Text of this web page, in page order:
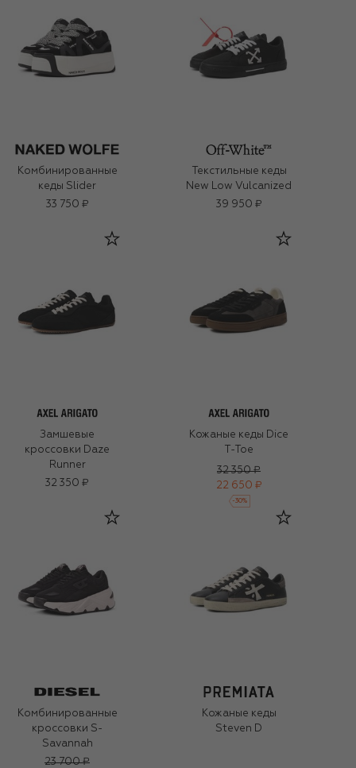
Комбинированные
кеды Slider
33 750 ₽
Текстильные кеды
New Low Vulcanized
39 950 ₽
Замшевые
кроссовки Daze
Runner
32 350 ₽
Кожаные кеды Dice
T-Toe
32 350 ₽
22 650 ₽
-30%
Комбинированные
кроссовки S-
Savannah
23 700 ₽
Кожаные кеды
Steven D